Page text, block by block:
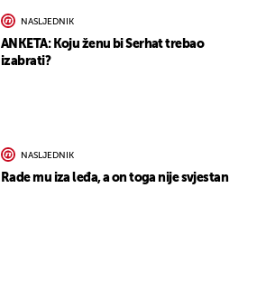
NASLJEDNIK
ANKETA: Koju ženu bi Serhat trebao
izabrati?
NASLJEDNIK
Rade mu iza leđa, a on toga nije svjestan